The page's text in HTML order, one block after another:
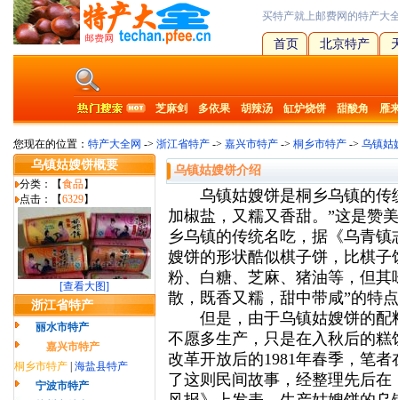
买特产就上邮费网的特产大
首页 北京特产
芝麻剑 多依果 胡辣汤 缸炉烧饼 甜酸角 雁
您现在的位置： 特产大全网 -> 浙江省特产 -> 嘉兴市特产 -> 桐乡市特产 -> 乌镇姑
乌镇姑嫂饼概要
分类：【食品】
点击：【6329】
[查看大图]
浙江省特产
丽水市特产
嘉兴市特产
桐乡市特产 海盐县特产
宁波市特产
乌镇姑嫂饼介绍
乌镇姑嫂饼是桐乡乌镇的传
加椒盐，又糯又香甜。”这是赞
乡乌镇的传统名吃，据《乌青
嫂饼的形状酷似棋子饼，比棋
粉、白糖、芝麻、猪油等，但
散，既香又糯，甜中带咸”的特
但是，由于乌镇姑嫂饼的配
不愿多生产，只是在入秋后的
改革开放后的1981年春季，笔
了这则民间故事，经整理先后